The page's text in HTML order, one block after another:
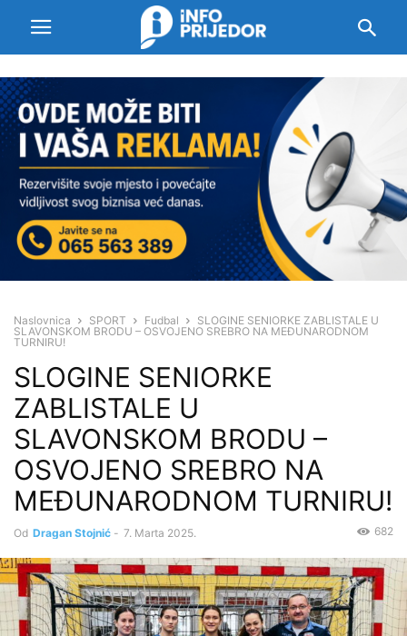
Naslovnica SPORT Fudbal
SLOGINE SENIORKE ZABLISTALE U
SLAVONSKOM BRODU – OSVOJENO SREBRO NA MEĐUNARODNOM
TURNIRU!
SLOGINE SENIORKE
ZABLISTALE U
SLAVONSKOM BRODU –
OSVOJENO SREBRO NA
MEĐUNARODNOM TURNIRU!
Od Dragan Stojnić - 7. Marta 2025. 682